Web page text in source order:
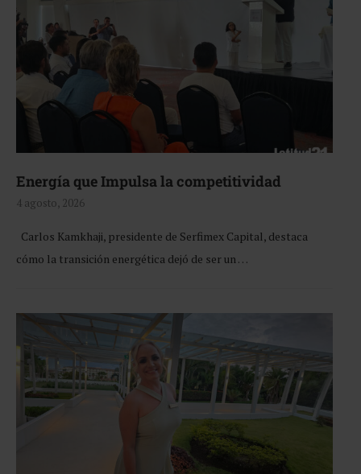
Energía que Impulsa la competitividad
4 agosto, 2026
Carlos Kamkhaji, presidente de Serfimex Capital, destaca
cómo la transición energética dejó de ser un …